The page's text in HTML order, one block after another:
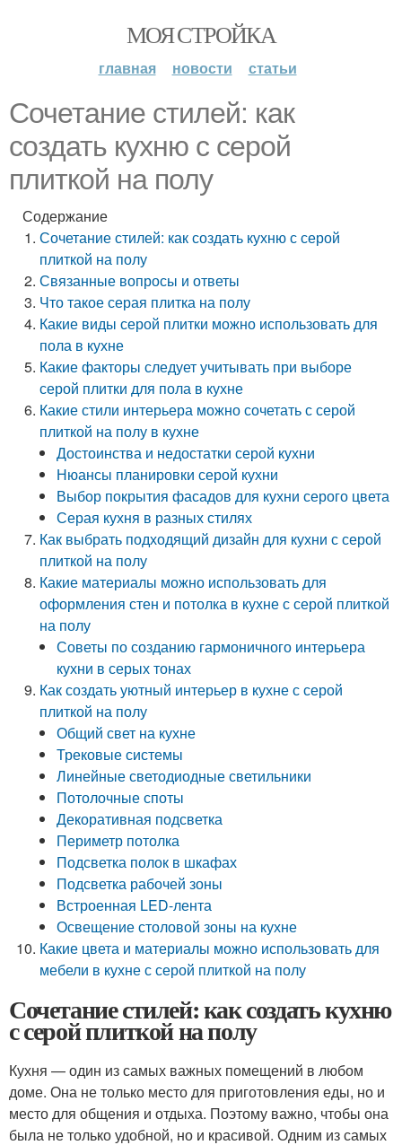
МОЯ СТРОЙКА
главная новости статьи
Сочетание стилей: как
создать кухню с серой
плиткой на полу
Содержание
Сочетание стилей: как создать кухню с серой
плиткой на полу
Связанные вопросы и ответы
Что такое серая плитка на полу
Какие виды серой плитки можно использовать для
пола в кухне
Какие факторы следует учитывать при выборе
серой плитки для пола в кухне
Какие стили интерьера можно сочетать с серой
плиткой на полу в кухне
Достоинства и недостатки серой кухни
Нюансы планировки серой кухни
Выбор покрытия фасадов для кухни серого цвета
Серая кухня в разных стилях
Как выбрать подходящий дизайн для кухни с серой
плиткой на полу
Какие материалы можно использовать для
оформления стен и потолка в кухне с серой плиткой
на полу
Советы по созданию гармоничного интерьера
кухни в серых тонах
Как создать уютный интерьер в кухне с серой
плиткой на полу
Общий свет на кухне
Трековые системы
Линейные светодиодные светильники
Потолочные споты
Декоративная подсветка
Периметр потолка
Подсветка полок в шкафах
Подсветка рабочей зоны
Встроенная LED-лента
Освещение столовой зоны на кухне
Какие цвета и материалы можно использовать для
мебели в кухне с серой плиткой на полу
Сочетание стилей: как создать кухню
с серой плиткой на полу
Кухня — один из самых важных помещений в любом
доме. Она не только место для приготовления еды, но и
место для общения и отдыха. Поэтому важно, чтобы она
была не только удобной, но и красивой. Одним из самых